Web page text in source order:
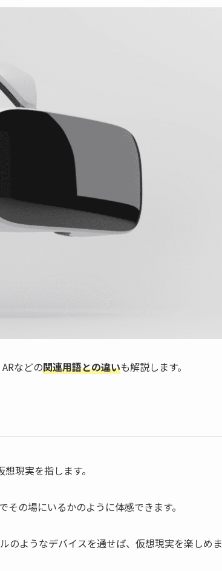
などの関連用語との違いも解説します。
現実を指します。
の場にいるかのように体感できます。
のようなデバイスを通せば、仮想現実を楽しめま